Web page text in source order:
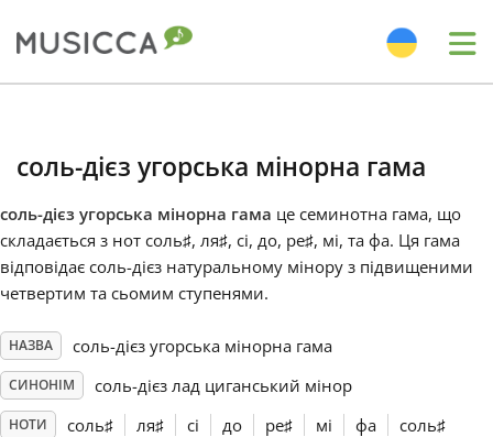
Български
English
соль-дієз угорська мінорна гама
соль-дієз угорська мінорна гама це семинотна гама, що
складається з нот соль♯, ля♯, сі, до, ре♯, мі, та фа. Ця гама
відповідає соль-дієз натуральному мінору з підвищеними
четвертим та сьомим ступенями.
НАЗВА соль-дієз угорська мінорна гама
СИНОНІМ соль-дієз лад циганський мінор
НОТИ соль♯ ля♯ сі до ре♯ мі фа соль♯